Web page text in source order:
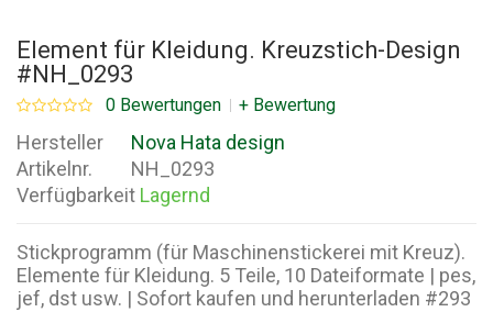
Element für Kleidung. Kreuzstich-Design
#NH_0293
0 Bewertungen + Bewertung
Hersteller
Nova Hata design
Artikelnr.
NH_0293
Verfügbarkeit Lagernd
Stickprogramm (für Maschinenstickerei mit Kreuz).
Elemente für Kleidung. 5 Teile, 10 Dateiformate | pes,
jef, dst usw. | Sofort kaufen und herunterladen #293